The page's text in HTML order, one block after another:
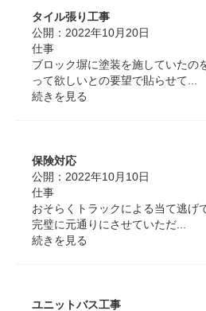
タイル張り工事
公開： 2022年10月20日
仕事
ブロック塀に塗装を施していたの
って欲しいとの要望で貼らせて...
続きを見る
保険対応
公開： 2022年10月10日
仕事
おそらくトラックによる当て逃げ
完璧に元通りにさせていただ...
続きを見る
ユニットバス工事